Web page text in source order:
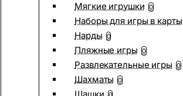
Мягкие игрушки 0
Наборы для игры в карты
Нарды 0
Пляжные игры 0
Развлекательные игры 0
Шахматы 0